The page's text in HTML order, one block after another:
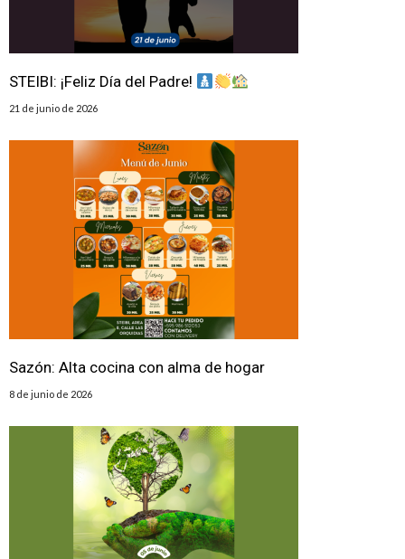
STEIBI: ¡Feliz Día del Padre!
21 de junio de 2026
Sazón: Alta cocina con alma de hogar
8 de junio de 2026